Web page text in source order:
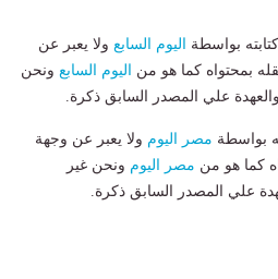
بواسطة اليوم السابع ولا يعبر عن
بمحتواه كما هو من اليوم السابع ونحن
علي المصدر السابق ذكرة.
بواسطة مصر اليوم ولا يعبر عن وجهة
كما هو من مصر اليوم ونحن غير
علي المصدر السابق ذكرة.